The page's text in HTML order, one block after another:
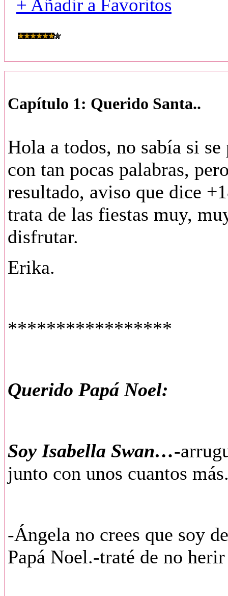
+ Añadir a Favoritos
Capítulo 1: Querido Santa..
Hola a todos, no sabía si
con tan pocas palabras,
resultado, aviso que dice
trata de las fiestas muy,
disfrutar.
Erika.
*****************
Querido Papá Noel:
Soy Isabella Swan…-
junto con unos cuantos
-Ángela no crees que soy
Papá Noel.-traté de no